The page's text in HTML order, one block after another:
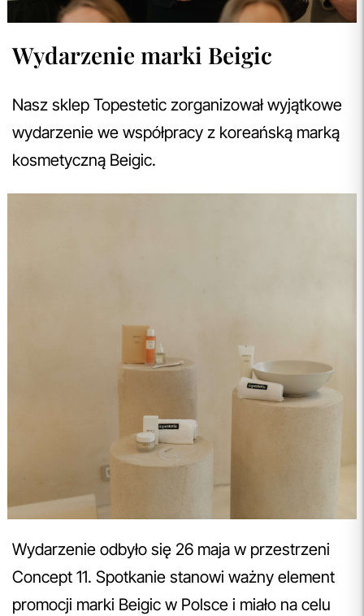
Wydarzenie marki Beigic
Nasz sklep Topestetic zorganizował wyjątkowe
wydarzenie we współpracy z koreańską marką
kosmetyczną Beigic.
Wydarzenie odbyło się 26 maja w przestrzeni
Concept 11. Spotkanie stanowi ważny element
promocji marki Beigic w Polsce i miało na celu